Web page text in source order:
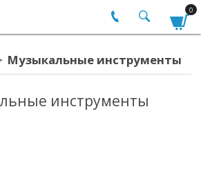
0
Музыкальные инструменты
инструменты